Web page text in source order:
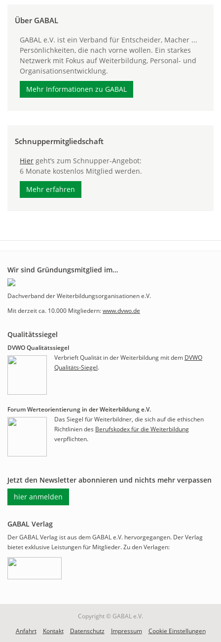
Über GABAL
GABAL e.V. ist ein Verband für Entscheider, Macher ...
Persönlichkeiten, die nach vorne wollen. Ein starkes
Netzwerk mit Fokus auf Weiterbildung, Personal- und
Organisationsentwicklung.
Mehr Informationen zu GABAL
Schnuppermitgliedschaft
Hier geht’s zum Schnupper-Angebot:
6 Monate kostenlos Mitglied werden.
Mehr erfahren
Wir sind Gründungsmitglied im…
Dachverband der Weiterbildungsorganisationen e.V.
Mit derzeit ca. 10.000 Mitgliedern:www.dvwo.de
Qualitätssiegel
DVWO Qualitätssiegel
Verbrieft Qualität in der Weiterbildung mit dem DVWO
Qualitäts-Siegel.
Forum Werteorientierung in der Weiterbildung e.V.
Das Siegel für Weiterbildner, die sich auf die ethischen
Richtlinien des Berufskodex für die Weiterbildung
verpflichten.
Jetzt den Newsletter abonnieren und nichts mehr verpassen
hier anmelden
GABAL Verlag
Der GABAL Verlag ist aus dem GABAL e.V. hervorgegangen. Der Verlag
bietet exklusive Leistungen für Mitglieder. Zu den Verlagen:
Copyright © GABAL e.V.
Anfahrt
Kontakt Datenschutz Impressum Cookie Einstellungen